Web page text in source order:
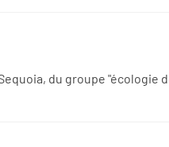
du groupe "écologie